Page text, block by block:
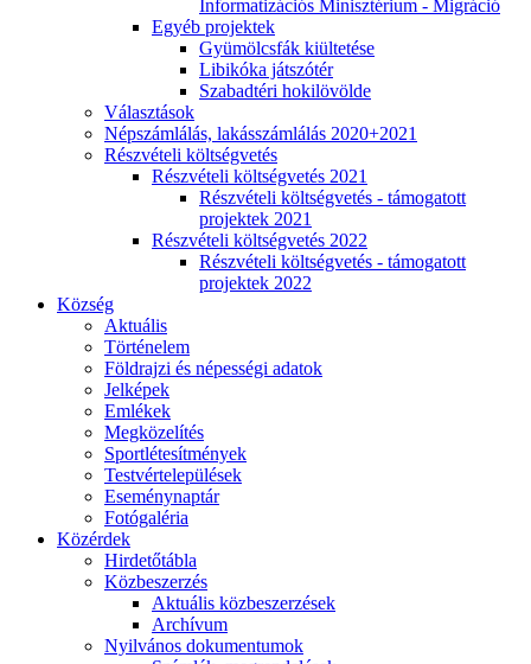
Informatizációs Minisztérium - Migráció
Egyéb projektek
Gyümölcsfák kiültetése
Libikóka játszótér
Szabadtéri hokilövölde
Választások
Népszámlálás, lakásszámlálás 2020+2021
Részvételi költségvetés
Részvételi költségvetés 2021
Részvételi költségvetés - támogatott
projektek 2021
Részvételi költségvetés 2022
Részvételi költségvetés - támogatott
projektek 2022
Község
Aktuális
Történelem
Földrajzi és népességi adatok
Jelképek
Emlékek
Megközelítés
Sportlétesítmények
Testvértelepülések
Eseménynaptár
Fotógaléria
Közérdek
Hirdetőtábla
Közbeszerzés
Aktuális közbeszerzések
Archívum
Nyilvános dokumentumok